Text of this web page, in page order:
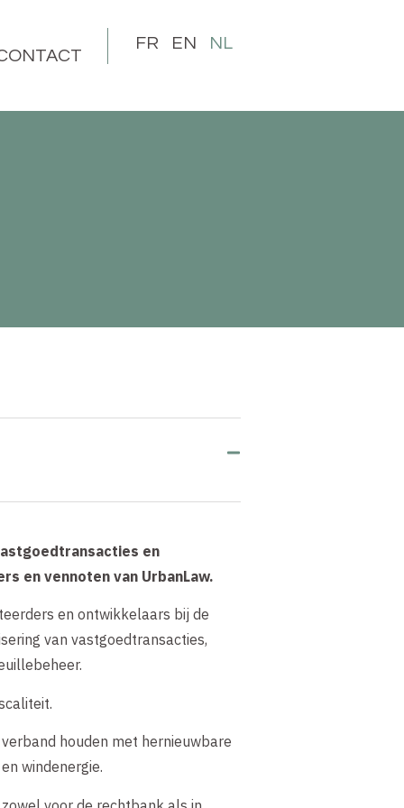
FR EN NL
en
en vennoten van UrbanLaw.
en ontwikkelaars bij de
van vastgoedtransacties,
houden met hernieuwbare
windenergie.